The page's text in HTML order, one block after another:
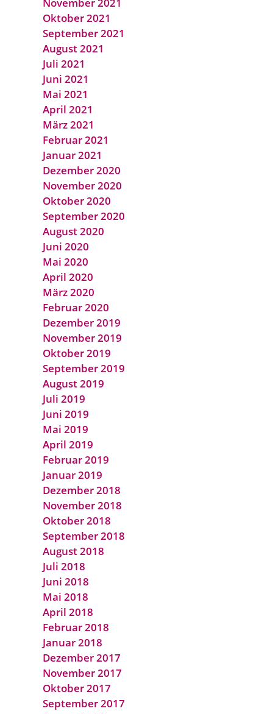
Oktober 2021
September 2021
August 2021
Juli 2021
Juni 2021
Mai 2021
April 2021
März 2021
Februar 2021
Januar 2021
Dezember 2020
November 2020
Oktober 2020
September 2020
August 2020
Juni 2020
Mai 2020
April 2020
März 2020
Februar 2020
Dezember 2019
November 2019
Oktober 2019
September 2019
August 2019
Juli 2019
Juni 2019
Mai 2019
April 2019
Februar 2019
Januar 2019
Dezember 2018
November 2018
Oktober 2018
September 2018
August 2018
Juli 2018
Juni 2018
Mai 2018
April 2018
Februar 2018
Januar 2018
Dezember 2017
November 2017
Oktober 2017
September 2017